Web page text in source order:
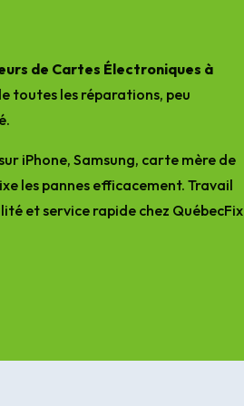
de Cartes Électroniques à
toutes les réparations, peu
iPhone, Samsung, carte mère de
les pannes efficacement. Travail
et service rapide chez QuébecFix